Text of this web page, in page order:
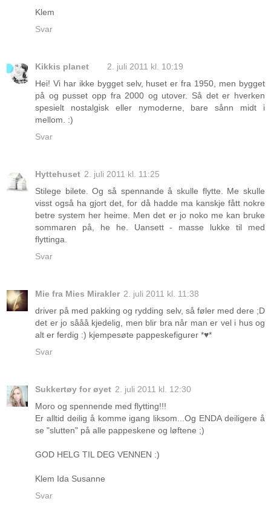
Klem
Svar
Kikkis planet
2. juli 2011 kl. 10:19
Hei! Vi har ikke bygget selv, huset er fra 1950, men bygget
på og pusset opp fra 2000 og utover. Så det er hverken
spesielt nostalgisk eller nymoderne, bare sånn midt i
mellom. :)
Svar
Hyttehuset 2. juli 2011 kl. 11:25
Stilege bilete. Og så spennande å skulle flytte. Me skulle
visst også ha gjort det, for då hadde ma kanskje fått nokre
betre system her heime. Men det er jo noko me kan bruke
sommaren på, he he. Uansett - masse lukke til med
flyttinga.
Svar
Mie fra Mies Mirakler 2. juli 2011 kl. 11:38
driver på med pakking og rydding selv, så føler med dere ;D
det er jo sååå kjedelig, men blir bra når man er vel i hus og
alt er ferdig :) kjempesøte pappeskefigurer *♥*
Svar
Sukkertøy for øyet 2. juli 2011 kl. 12:30
Moro og spennende med flytting!!!
Er alltid deilig å komme igang liksom...Og ENDA deiligere å
se "slutten" på alle pappeskene og løftene ;)
GOD HELG TIL DEG VENNEN :)
Klem Ida Susanne
Svar